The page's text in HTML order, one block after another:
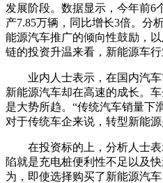
发展阶段。数据显示，今年前6
产7.85万辆，同比增长3倍。分
能源汽车推广的倾向性鼓励，
链的投资升温来看，新能源车行
业内人士表示，在国内汽车
新能源汽车却在高速的成长。
是大势所趋。“传统汽车销量下
对于传统车企来说，转型新能
在投资标的上，分析人士表
陷就是充电桩便利性不足以及
为，即使选择购买了新能源汽